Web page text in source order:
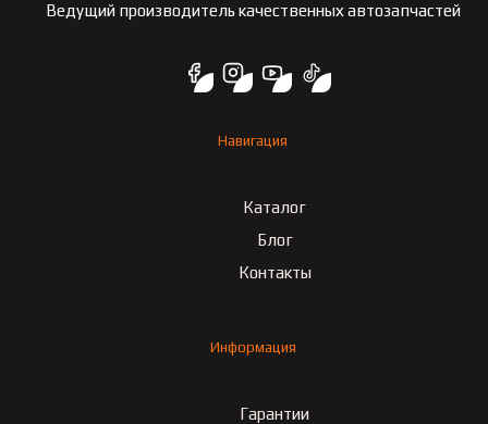
Ведущий производитель качественных автозапчастей
Навигация
Каталог
Блог
Контакты
Информация
Гарантии